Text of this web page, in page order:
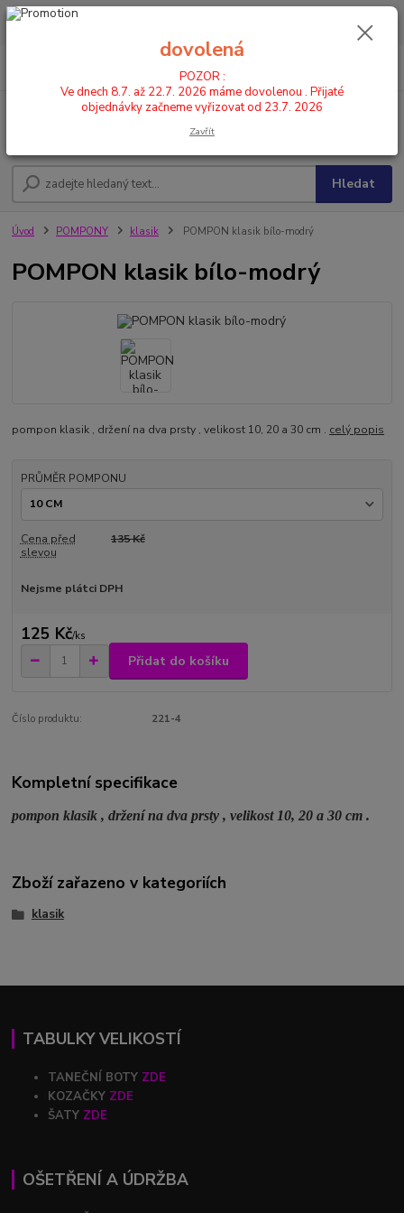
POZOR : Ve dnech 8.7. až 22.7. 2026 máme dovolenou . Přijaté
Hledat
Úvod POMPONY klasik POMPON klasik bílo-modrý
POMPON klasik bílo-modrý
pompon klasik , držení na dva prsty , velikost 10, 20 a 30 cm . celý popis
PRŮMĚR POMPONU
Cena před
slevou
135 Kč
Nejsme plátci DPH
125 Kč/ks
Přidat do košíku
Číslo produktu: 221-4
Kompletní specifikace
pompon klasik , držení na dva prsty , velikost 10, 20 a 30 cm .
Zboží zařazeno v kategoriích
klasik
TABULKY VELIKOSTÍ
TANEČNÍ BOTY ZDE
KOZAČKY ZDE
ŠATY ZDE
OŠETŘENÍ A ÚDRŽBA
dovolená
POZOR :
Ve dnech 8.7. až 22.7. 2026 máme dovolenou . Přijaté
objednávky začneme vyřizovat od 23.7. 2026
Zavřít